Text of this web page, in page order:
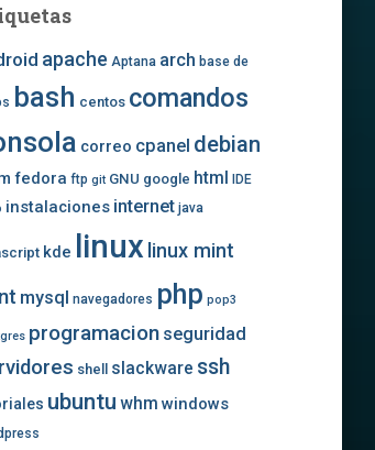
apache Aptana arch base de
bash centos comandos
correo cpanel debian
fedora ftp git GNU google html IDE
instalaciones internet java
kde linux linux mint
mysql navegadores php pop3
programacion seguridad
shell slackware ssh
ubuntu whm windows